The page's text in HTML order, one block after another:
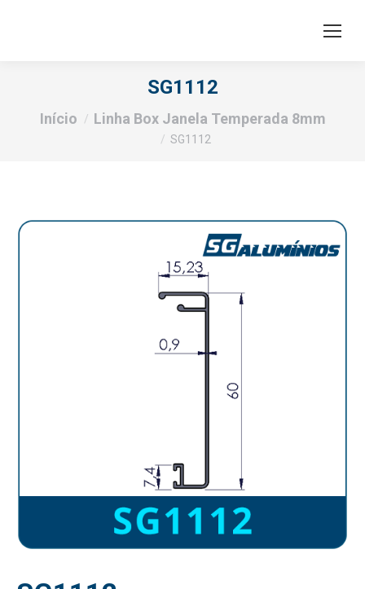
SG1112
Você está aqui:
Início Linha Box Janela Temperada 8mm
SG1112